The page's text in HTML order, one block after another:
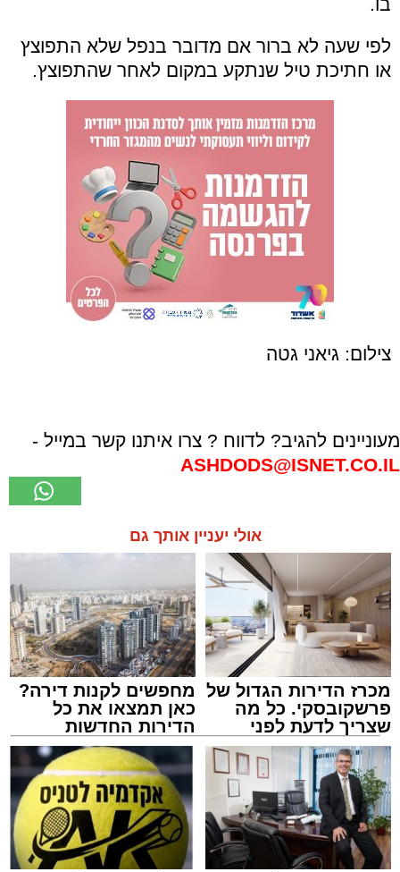
לפי שעה לא ברור אם מדובר בנפל שלא התפוצץ
או חתיכת טיל שנתקע במקום לאחר שהתפוצץ.
צילום: גיאני גטה
מעוניינים להגיב? לדווח ? צרו איתנו קשר במייל -
ASHDODS@ISNET.CO.IL
אולי יעניין אותך גם
מכרז הדירות הגדול של
פרשקובסקי. כל מה
שצריך לדעת לפני
שמגישים הצעה לדירה
באשדוד
מחפשים לקנות דירה?
כאן תמצאו את כל
הדירות החדשות
למכירה באשדוד >>>